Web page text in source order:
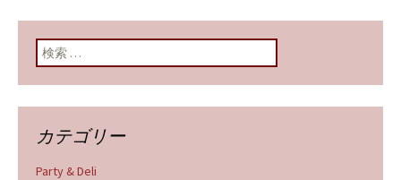
検索:
カテゴリー
Party & Deli